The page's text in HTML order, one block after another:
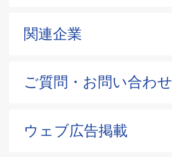
関連企業
ご質問・お問い合わせ
ウェブ広告掲載